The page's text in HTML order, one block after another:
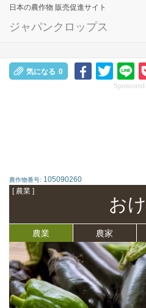
日本の農作物 販売促進サイト
ジャパンクロップス
気になる 0
農作物番号: 105090260
[ 農業 ]
お
農業 農家